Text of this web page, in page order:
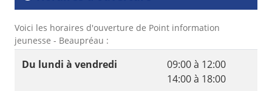
Voici les horaires d'ouverture de Point information
jeunesse - Beaupréau :
Du lundi à vendredi
09:00 à 12:00
14:00 à 18:00